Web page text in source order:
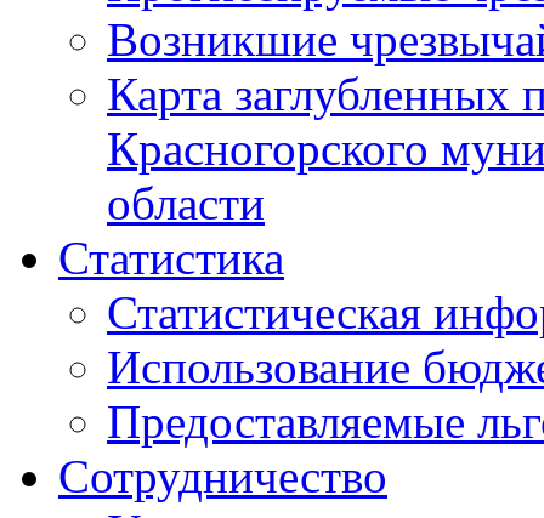
Возникшие
Карта
Красногорского
области
Статистика
Статистическая
Использование
Предоставляемые
Сотрудничество